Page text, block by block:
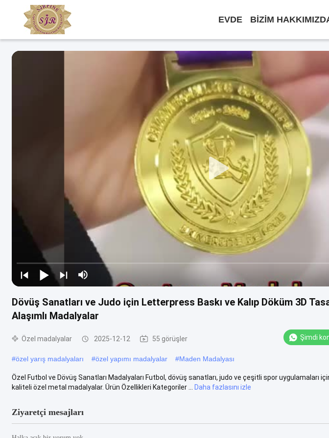
EVDE BIZIM
Dövüş Sanatları ve Judo için Letterpress Baskı ve Kalıp Döküm 3D
Alaşımlı Madalyalar
Özel madalyalar 2025-12-12 55 görüşler Şimdi
#özel yarış madalyaları #özel yapımı madalyalar #Maden Madalyası
Özel Futbol ve Dövüş Sanatları Madalyaları Futbol, dövüş sanatları, judo ve çeşitli spor uygulamaları
kaliteli özel metal madalyalar. Ürün Özellikleri Kategoriler ...
Daha fazlasını izle
Ziyaretçi mesajları